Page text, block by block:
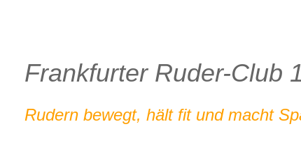
Frankfurter Ruder-Club
Rudern bewegt, hält fit und macht